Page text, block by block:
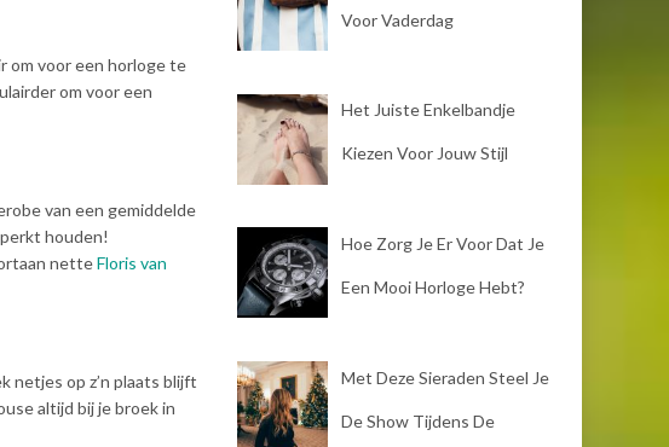
om voor een horloge te
om voor een
van een gemiddelde
houden!
netteFloris van
netjes op z’n plaats blijft
altijd bij je broek in
Voor Vaderdag
Het Juiste Enkelbandje
Kiezen Voor Jouw Stijl
Hoe Zorg Je Er Voor Dat Je
Een Mooi Horloge Hebt?
Met Deze Sieraden Steel Je
De Show Tijdens De